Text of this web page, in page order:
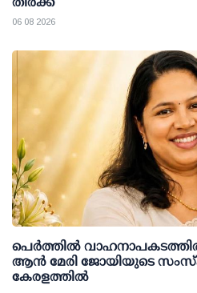
06 08 2026
പെർത്തിൽ
ആൻ മേരി ജോയിയുടെ
കേരളത്തിൽ